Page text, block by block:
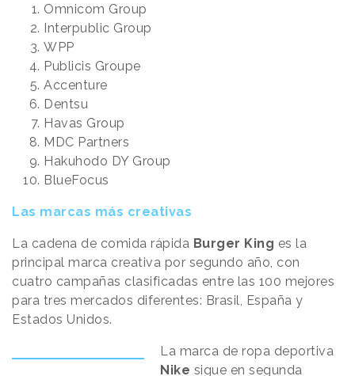
Omnicom Group
Interpublic Group
WPP
Publicis Groupe
Accenture
Dentsu
Havas Group
MDC Partners
Hakuhodo DY Group
BlueFocus
Las marcas más creativas
La cadena de comida rápida Burger King es la
principal marca creativa por segundo año, con
cuatro campañas clasificadas entre las 100 mejores
para tres mercados diferentes: Brasil, España y
Estados Unidos.
La marca de ropa deportiva
Nike sigue en segunda